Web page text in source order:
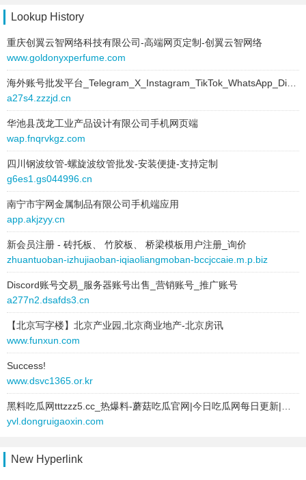
sh.pharmcn.cn
yh.pharmcn.cn
c0i15.pharmcn.cn
2r4n.pharmcn.cn
fq.pharmcn.cn
bqf9of.pharmcn.cn
qj7fd.pharmcn.cn
aatra.pharmcn.cn
7lsi8u.pharmcn.cn
rle9.pharmcn.cn
u0bxh.pharmcn.cn
xk2u0.pharmcn.cn
x7.pharmcn.cn
hly90.pharmcn.cn
Lookup History
重庆创翼云智网络科技有限公司-高端网页定制-创翼云智网络
www.goldonyxperfume.com
a27s4.zzzjd.cn
华池县茂龙工业产品设计有限公司手机网页端
wap.fnqrvkgz.com
四川钢波纹管-螺旋波纹管批发-安装便捷-支持定制
g6es1.gs044996.cn
南宁市宇网金属制品有限公司手机端应用
app.akjzyy.cn
新会员注册 - 砖托板、 竹胶板、 桥梁模板用户注册_询价
zhuantuoban-izhujiaoban-iqiaoliangmoban-bccjccaie.m.p.biz
Discord账号交易_服务器账号出售_营销账号_推广账号
a277n2.dsafds3.cn
【北京写字楼】北京产业园,北京商业地产-北京房讯
www.funxun.com
Success!
www.dsvc1365.or.kr
yvl.dongruigaoxin.com
New Hyperlink